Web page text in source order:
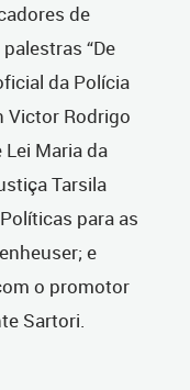
de
“De
da Polícia
Victor Rodrigo
Lei Maria da
Tarsila
para as
e
o promotor
Sartori.